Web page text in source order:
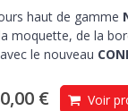
haut de gamme
moquette, de la
le nouveau
€ Voir